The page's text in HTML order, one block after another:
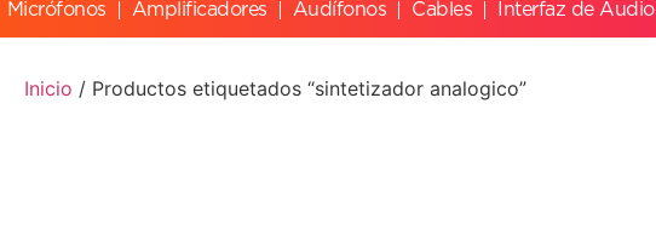
Micrófonos Amplificadores Audífonos Cables Interfaz de Audio
Inicio / Productos etiquetados “sintetizador analogico”